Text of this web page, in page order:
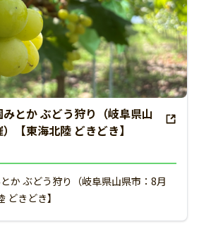
とか ぶどう狩り（岐阜県山
【東海北陸 どきどき】
か ぶどう狩り（岐阜県山県市：8月
どきどき】